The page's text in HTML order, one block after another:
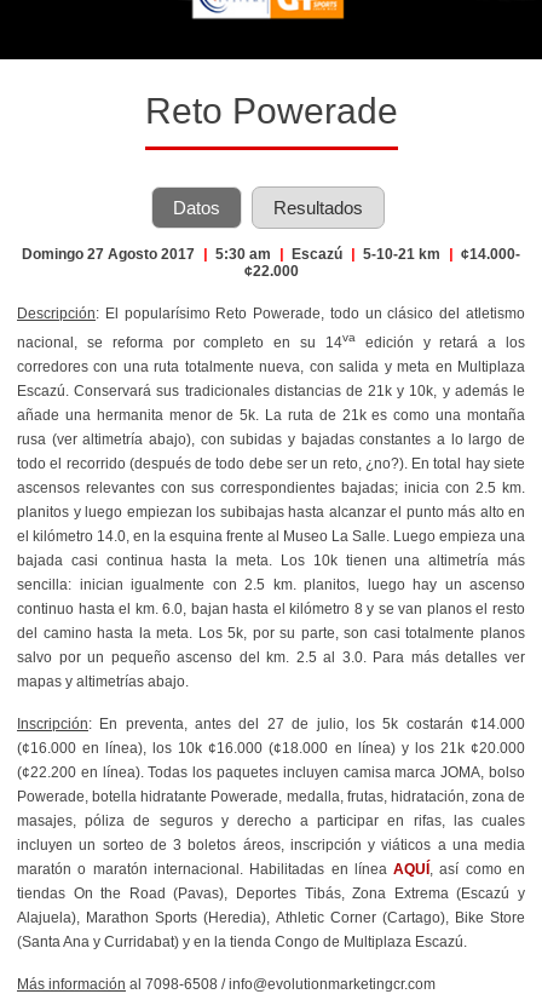
Reto Powerade
Datos Resultados
Domingo 27 Agosto 2017 | 5:30 am | Escazú | 5-10-21 km | ¢14.000-
¢22.000
Descripción: El popularísimo Reto Powerade, todo un clásico del atletismo
nacional, se reforma por completo en su 14vaedición y retará a los
corredores con una ruta totalmente nueva, con salida y meta en Multiplaza
Escazú. Conservará sus tradicionales distancias de 21k y 10k, y además le
añade una hermanita menor de 5k. La ruta de 21k es como una montaña
rusa (ver altimetría abajo), con subidas y bajadas constantes a lo largo de
todo el recorrido (después de todo debe ser un reto, ¿no?). En total hay siete
ascensos relevantes con sus correspondientes bajadas; inicia con 2.5 km.
planitos y luego empiezan los subibajas hasta alcanzar el punto más alto en
el kilómetro 14.0, en la esquina frente al Museo La Salle. Luego empieza una
bajada casi continua hasta la meta. Los 10k tienen una altimetría más
sencilla: inician igualmente con 2.5 km. planitos, luego hay un ascenso
continuo hasta el km. 6.0, bajan hasta el kilómetro 8 y se van planos el resto
del camino hasta la meta. Los 5k, por su parte, son casi totalmente planos
salvo por un pequeño ascenso del km. 2.5 al 3.0. Para más detalles ver
mapas y altimetrías abajo.
Inscripción: En preventa, antes del 27 de julio, los 5k costarán ¢14.000
(¢16.000 en línea), los 10k ¢16.000 (¢18.000 en línea) y los 21k ¢20.000
(¢22.200 en línea). Todas los paquetes incluyen camisa marca JOMA, bolso
Powerade, botella hidratante Powerade, medalla, frutas, hidratación, zona de
masajes, póliza de seguros y derecho a participar en rifas, las cuales
incluyen un sorteo de 3 boletos áreos, inscripción y viáticos a una media
maratón o maratón internacional. Habilitadas en líneaAQUÍ , así como en
tiendas On the Road (Pavas), Deportes Tibás, Zona Extrema (Escazú y
Alajuela), Marathon Sports (Heredia), Athletic Corner (Cartago), Bike Store
(Santa Ana y Curridabat) y en la tienda Congo de Multiplaza Escazú.
Más información al 7098-6508 / info@evolutionmarketingcr.com